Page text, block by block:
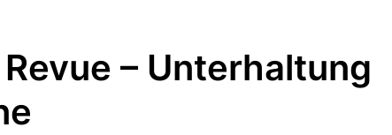
– Unterhaltung